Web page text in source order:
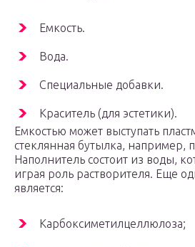
Емкость.
Вода.
Специальные добавки.
Краситель (для эстетики).
Емкостью может выступать
стеклянная бутылка, например,
Наполнитель состоит из воды,
играя роль растворителя. Еще
является:
Карбоксиметилцеллюлоза;